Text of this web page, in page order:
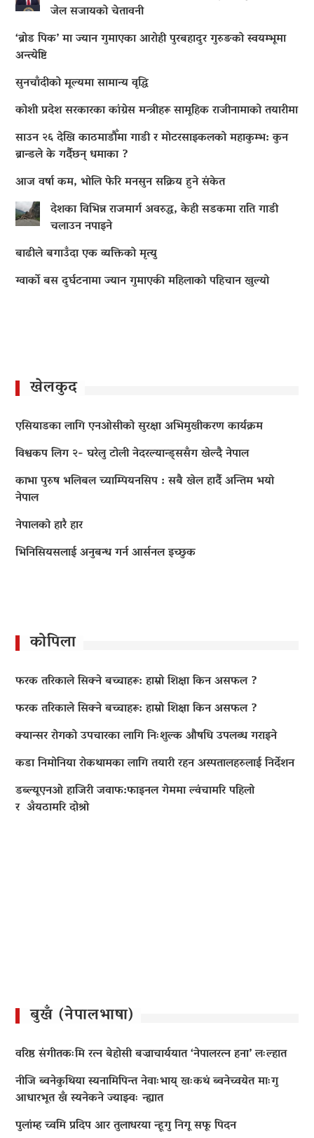
जेल सजायको चेतावनी
‘ब्रोड पिक’ मा ज्यान गुमाएका आराेही पुरबहादुर गुरुङको स्वयम्भूमा
अन्त्येष्टि
सुनचाँदीको मूल्यमा सामान्य वृद्धि
कोशी प्रदेश सरकारका कांग्रेस मन्त्रीहरू सामूहिक राजीनामाको तयारीमा
साउन २६ देखि काठमाडौँमा गाडी र मोटरसाइकलको महाकुम्भ: कुन
ब्रान्डले के गर्दैछन् धमाका ?
आज वर्षा कम, भोलि फेरि मनसुन सक्रिय हुने संकेत
देशका विभिन्न राजमार्ग अवरुद्ध, केही सडकमा राति गाडी
चलाउन नपाइने
बाढीले बगाउँदा एक व्यक्तिको मृत्यु
ग्वार्को बस दुर्घटनामा ज्यान गुमाएकी महिलाको पहिचान खुल्यो
खेलकुद
एसियाडका लागि एनओसीको सुरक्षा अभिमुखीकरण कार्यक्रम
विश्वकप लिग २- घरेलु टोली नेदरल्यान्ड्ससँग खेल्दै नेपाल
काभा पुरुष भलिबल च्याम्पियनसिप : सबै खेल हार्दै अन्तिम भयो
नेपाल
नेपालको हारै हार
भिनिसियसलाई अनुबन्ध गर्न आर्सनल इच्छुक
कोपिला
फरक तरिकाले सिक्ने बच्चाहरू: हाम्रो शिक्षा किन असफल ?
फरक तरिकाले सिक्ने बच्चाहरू: हाम्रो शिक्षा किन असफल ?
क्यान्सर रोगको उपचारका लागि निःशुल्क औषधि उपलब्ध गराइने
कडा निमोनिया रोकथामका लागि तयारी रहन अस्पतालहरुलाई निर्देशन
डब्ल्यूएनओ हाजिरी जवाफ:फाइनल गेममा ल्वंचामरि पहिलो
र अँयठामरि दोश्रो
बुखँ (नेपालभाषा)
वरिष्ठ संगीतकःमि रत्न बेहोसी बज्राचार्ययात ‘नेपालरत्न हना’ लःल्हात
नीजि ब्वनेकुथिया स्यनामिपिन्त नेवाःभाय् खःकथं ब्वनेच्वयेत माःगु
आधारभूत खँ स्यनेकने ज्याझ्वः न्ह्यात
पुलांम्ह च्वमि प्रदिप आर तुलाधरया न्हूगु निगू सफू पिदन